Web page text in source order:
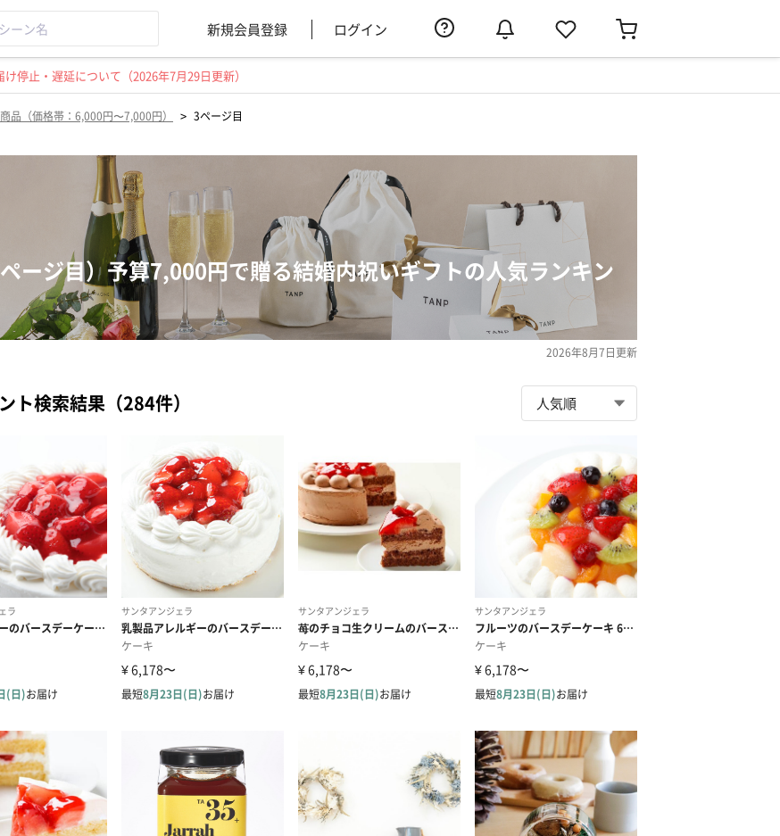
新規会員登録 ログイン
停止・遅延について（2026年7月29日更新）
品（価格帯：6,000円〜7,000円） > 3ページ目
ページ目）予算7,000円で贈る結婚内祝いギフトの人気ランキン
2026年8月7日更新
ト検索結果（284件）